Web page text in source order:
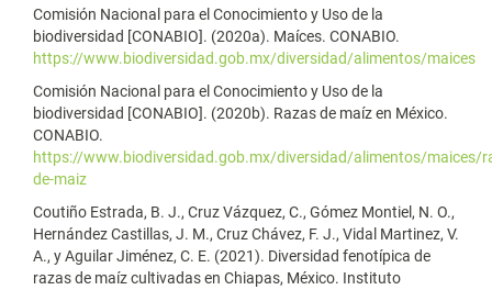
Comisión Nacional para el Conocimiento y Uso de la
biodiversidad [CONABIO]. (2020a). Maíces. CONABIO.
https://www.biodiversidad.gob.mx/diversidad/alimentos/maices
Comisión Nacional para el Conocimiento y Uso de la
biodiversidad [CONABIO]. (2020b). Razas de maíz en México.
CONABIO.
https://www.biodiversidad.gob.mx/diversidad/alimentos/maices/
de-maiz
Coutiño Estrada, B. J., Cruz Vázquez, C., Gómez Montiel, N. O.,
Hernández Castillas, J. M., Cruz Chávez, F. J., Vidal Martinez, V.
A., y Aguilar Jiménez, C. E. (2021). Diversidad fenotípica de
razas de maíz cultivadas en Chiapas, México. Instituto